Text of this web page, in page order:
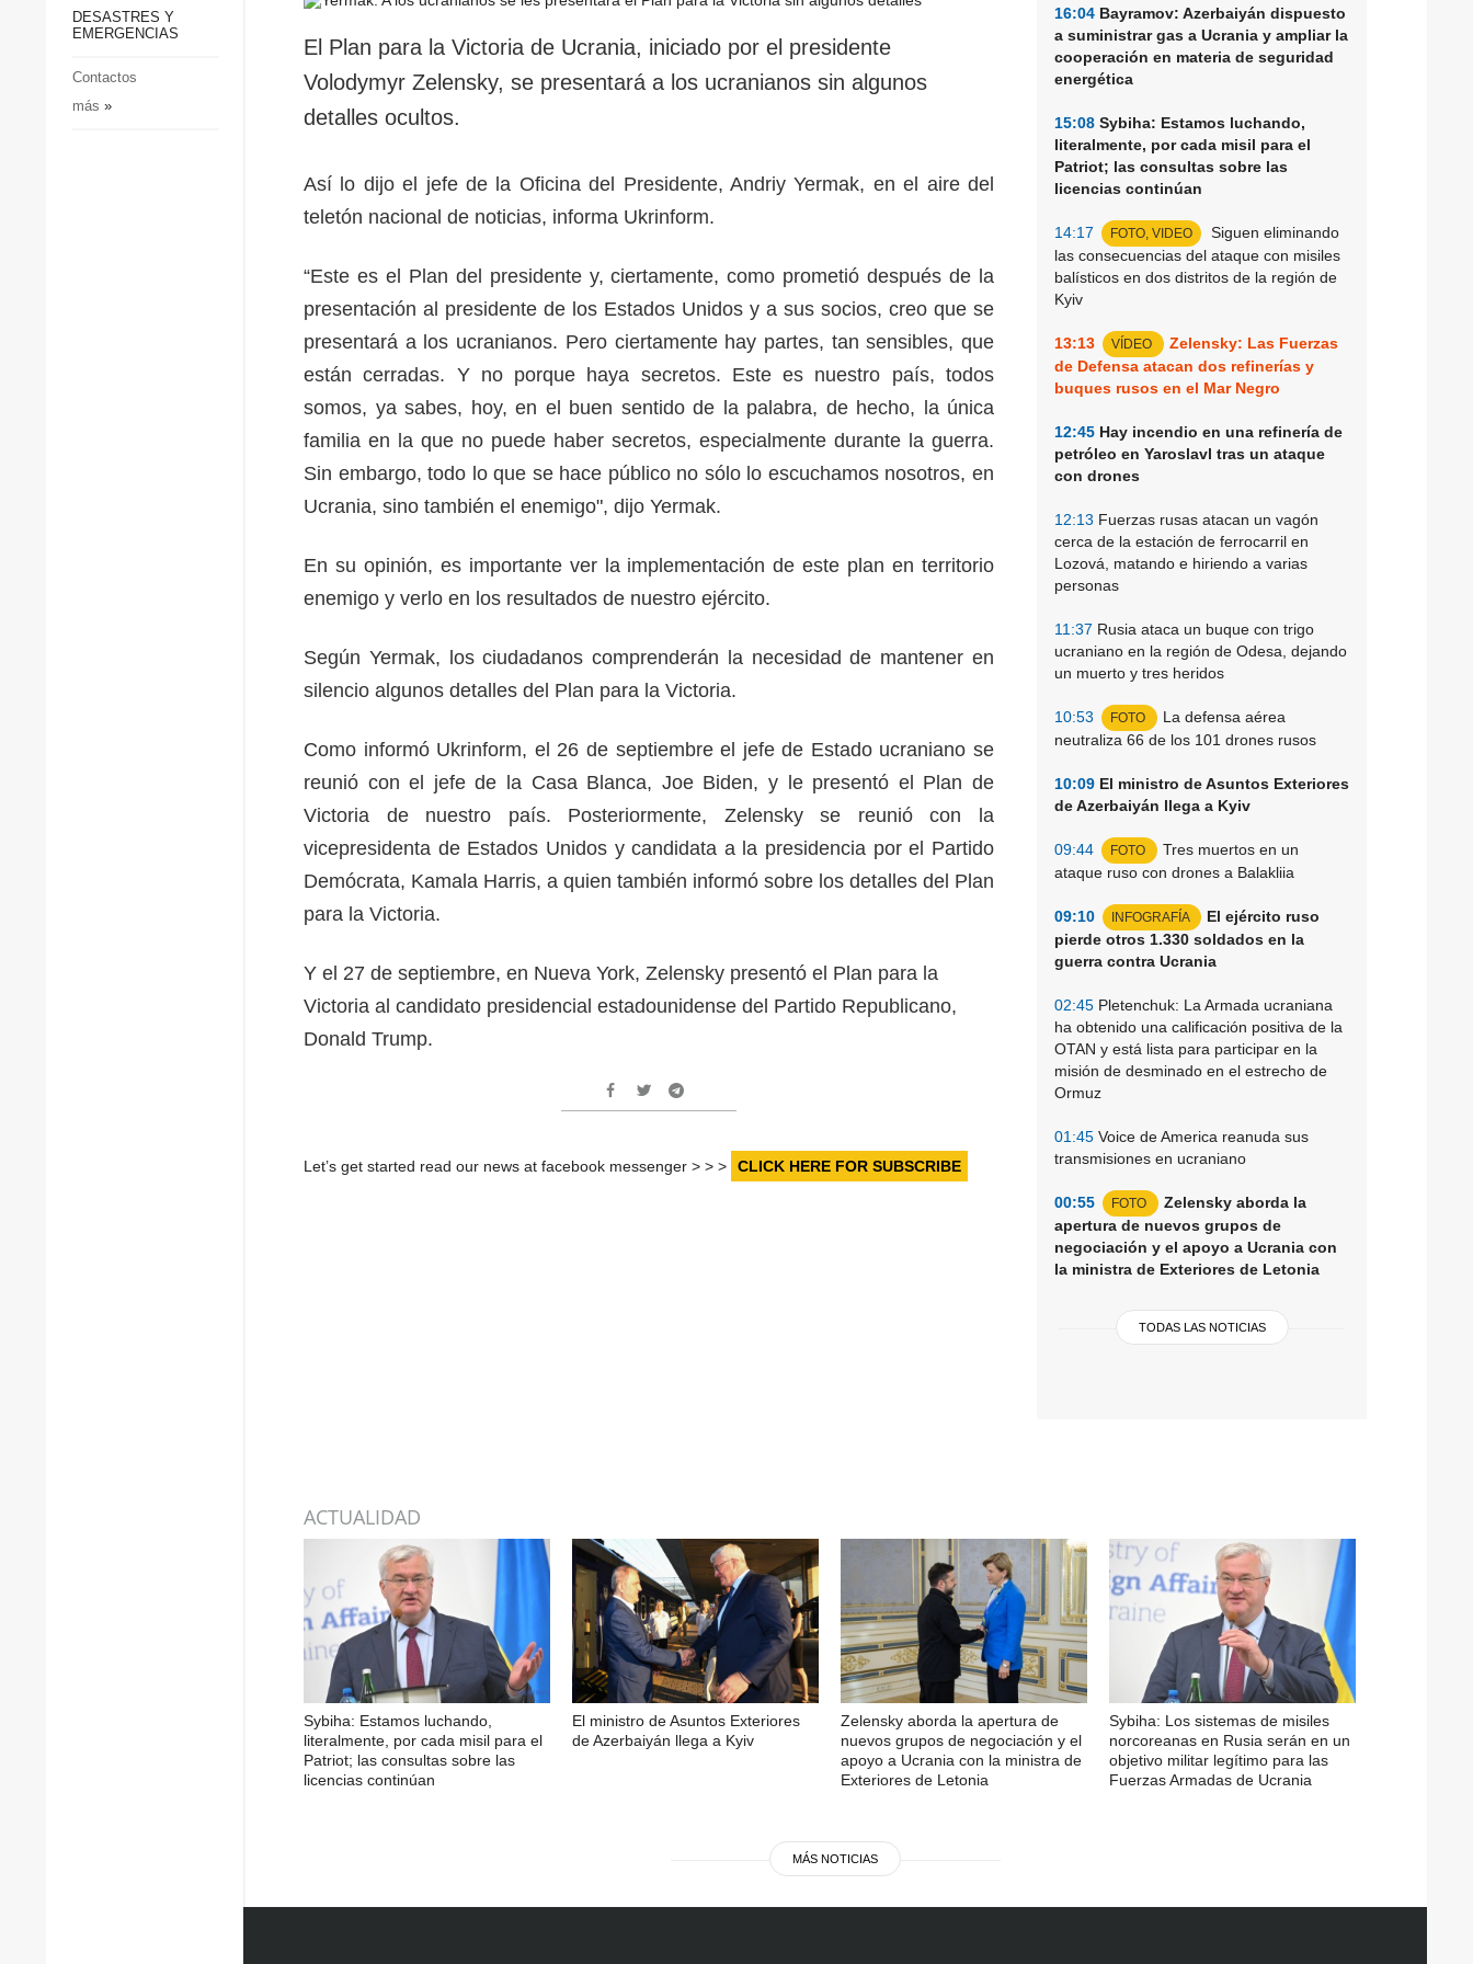
Sociedad y Cultura
DESASTRES Y
EMERGENCIAS
Contactos
más »
16:04 Bayramov: Azerbaiyán dispuesto
a suministrar gas a Ucrania y ampliar la
cooperación en materia de seguridad
energética
15:08 Sybiha: Estamos luchando,
literalmente, por cada misil para el
Patriot; las consultas sobre las
licencias continúan
14:17 FOTO, VIDEO
Siguen eliminando
las consecuencias del ataque con misiles
balísticos en dos distritos de la región de
Kyiv
13:13 VÍDEO
Zelensky: Las Fuerzas
de Defensa atacan dos refinerías y
buques rusos en el Mar Negro
12:45 Hay incendio en una refinería de
petróleo en Yaroslavl tras un ataque
con drones
12:13 Fuerzas rusas atacan un vagón
cerca de la estación de ferrocarril en
Lozová, matando e hiriendo a varias
personas
11:37 Rusia ataca un buque con trigo
ucraniano en la región de Odesa, dejando
un muerto y tres heridos
10:53 FOTO
La defensa aérea
neutraliza 66 de los 101 drones rusos
10:09 El ministro de Asuntos Exteriores
de Azerbaiyán llega a Kyiv
09:44 FOTO
Tres muertos en un
ataque ruso con drones a Balakliia
09:10 INFOGRAFÍA
El ejército ruso
pierde otros 1.330 soldados en la
guerra contra Ucrania
02:45 Pletenchuk: La Armada ucraniana
ha obtenido una calificación positiva de la
OTAN y está lista para participar en la
misión de desminado en el estrecho de
Ormuz
01:45 Voice de America reanuda sus
transmisiones en ucraniano
00:55 FOTO
Zelensky aborda la
apertura de nuevos grupos de
negociación y el apoyo a Ucrania con
la ministra de Exteriores de Letonia
TODAS LAS NOTICIAS
El Plan para la Victoria de Ucrania, iniciado por el presidente
Volodymyr Zelensky, se presentará a los ucranianos sin algunos
detalles ocultos.
Así lo dijo el jefe de la Oficina del Presidente, Andriy Yermak, en el aire del
teletón nacional de noticias, informa Ukrinform.
“Este es el Plan del presidente y, ciertamente, como prometió después de la
presentación al presidente de los Estados Unidos y a sus socios, creo que se
presentará a los ucranianos. Pero ciertamente hay partes, tan sensibles, que
están cerradas. Y no porque haya secretos. Este es nuestro país, todos
somos, ya sabes, hoy, en el buen sentido de la palabra, de hecho, la única
familia en la que no puede haber secretos, especialmente durante la guerra.
Sin embargo, todo lo que se hace público no sólo lo escuchamos nosotros, en
Ucrania, sino también el enemigo", dijo Yermak.
En su opinión, es importante ver la implementación de este plan en territorio
enemigo y verlo en los resultados de nuestro ejército.
Según Yermak, los ciudadanos comprenderán la necesidad de mantener en
silencio algunos detalles del Plan para la Victoria.
Como informó Ukrinform, el 26 de septiembre el jefe de Estado ucraniano se
reunió con el jefe de la Casa Blanca, Joe Biden, y le presentó el Plan de
Victoria de nuestro país. Posteriormente, Zelensky se reunió con la
vicepresidenta de Estados Unidos y candidata a la presidencia por el Partido
Demócrata, Kamala Harris, a quien también informó sobre los detalles del Plan
para la Victoria.
Y el 27 de septiembre, en Nueva York, Zelensky presentó el Plan para la
Victoria al candidato presidencial estadounidense del Partido Republicano,
Donald Trump.
Let’s get started read our news at facebook messenger > > > CLICK HERE FOR SUBSCRIBE
ACTUALIDAD
Sybiha: Estamos luchando,
literalmente, por cada misil para el
Patriot; las consultas sobre las
licencias continúan
El ministro de Asuntos Exteriores
de Azerbaiyán llega a Kyiv
Zelensky aborda la apertura de
nuevos grupos de negociación y el
apoyo a Ucrania con la ministra de
Exteriores de Letonia
Sybiha: Los sistemas de misiles
norcoreanas en Rusia serán en un
objetivo militar legítimo para las
Fuerzas Armadas de Ucrania
MÁS NOTICIAS